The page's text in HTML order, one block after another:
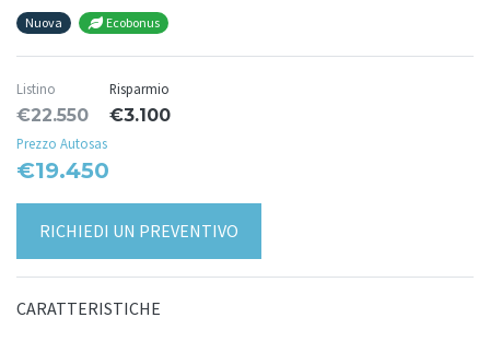
Nuova Ecobonus
Listino
€22.550
Risparmio
€3.100
Prezzo Autosas
€19.450
RICHIEDI UN PREVENTIVO
CARATTERISTICHE